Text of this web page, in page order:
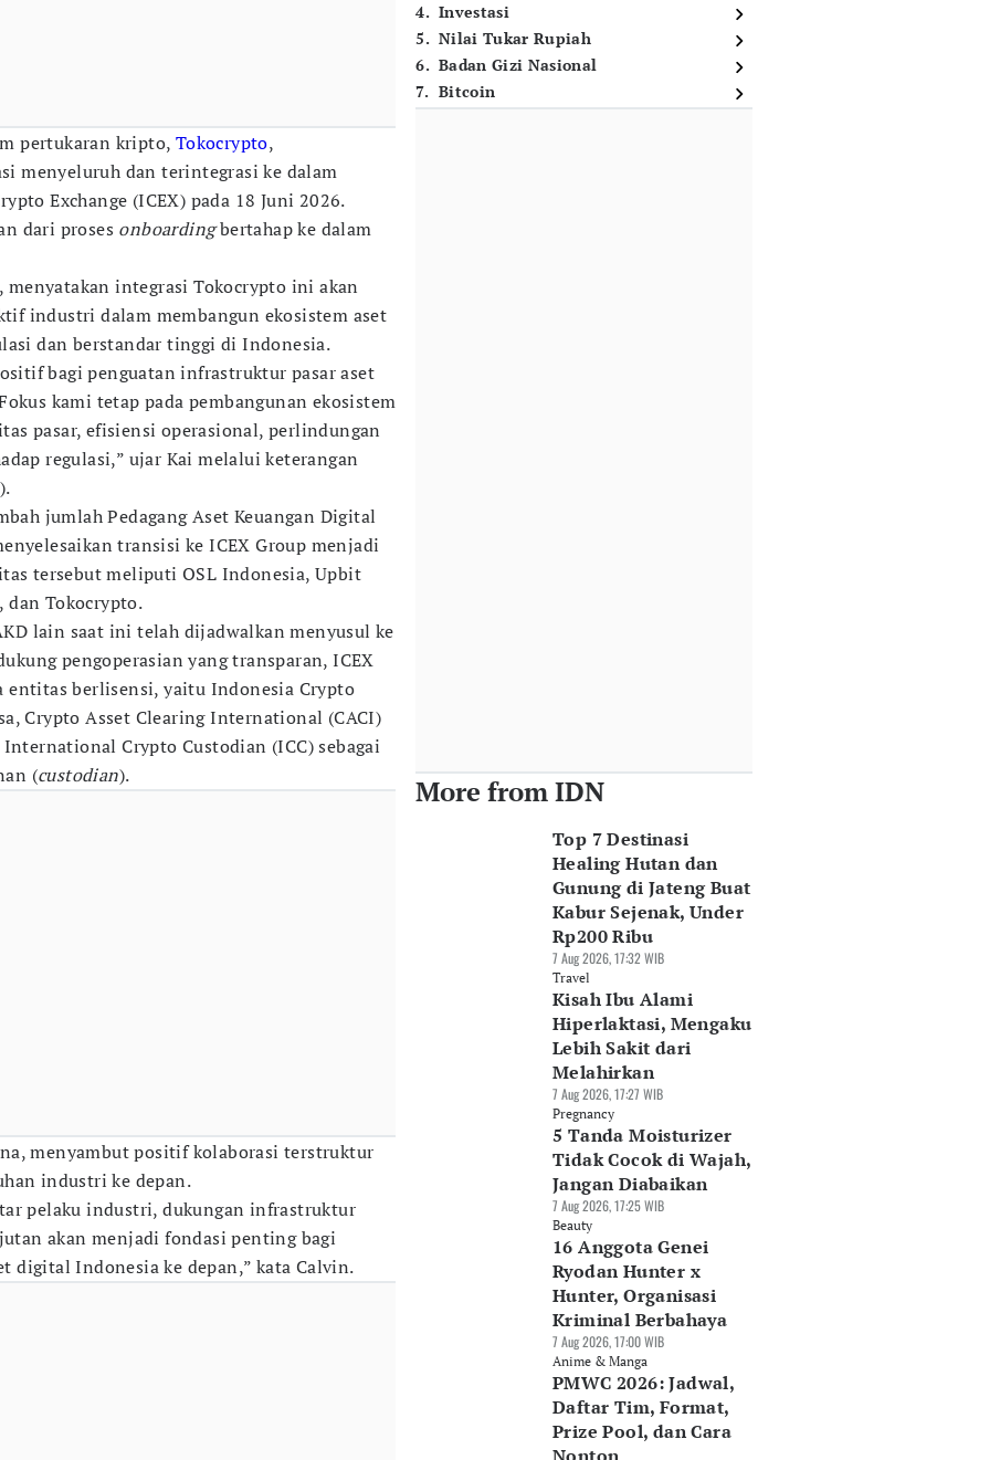
pertukaran kripto, Tokocrypto,
menyeluruh dan terintegrasi ke dalam
Exchange (ICEX) pada 18 Juni 2026.
dari proses onboardingbertahap ke dalam
menyatakan integrasi Tokocrypto ini akan
industri dalam membangun ekosistem aset
dan berstandar tinggi di Indonesia.
bagi penguatan infrastruktur pasar aset
kami tetap pada pembangunan ekosistem
pasar, efisiensi operasional, perlindungan
regulasi,” ujar Kai melalui keterangan
jumlah Pedagang Aset Keuangan Digital
transisi ke ICEX Group menjadi
tersebut meliputi OSL Indonesia, Upbit
dan Tokocrypto.
lain saat ini telah dijadwalkan menyusul ke
pengoperasian yang transparan, ICEX
entitas berlisensi, yaitu Indonesia Crypto
Crypto Asset Clearing International (CACI)
Crypto Custodian (ICC) sebagai
(custodian).
menyambut positif kolaborasi terstruktur
industri ke depan.
pelaku industri, dukungan infrastruktur
akan menjadi fondasi penting bagi
digital Indonesia ke depan,” kata Calvin.
4. Investasi
5. Nilai Tukar Rupiah
6. Badan Gizi Nasional
7. Bitcoin
More from IDN
Top 7 Destinasi
Healing Hutan dan
Gunung di Jateng Buat
Kabur Sejenak, Under
Rp200 Ribu
7 Aug 2026, 17:32 WIB
Travel
Kisah Ibu Alami
Hiperlaktasi, Mengaku
Lebih Sakit dari
Melahirkan
7 Aug 2026, 17:27 WIB
Pregnancy
5 Tanda Moisturizer
Tidak Cocok di Wajah,
Jangan Diabaikan
7 Aug 2026, 17:25 WIB
Beauty
16 Anggota Genei
Ryodan Hunter x
Hunter, Organisasi
Kriminal Berbahaya
7 Aug 2026, 17:00 WIB
Anime & Manga
PMWC 2026: Jadwal,
Daftar Tim, Format,
Prize Pool, dan Cara